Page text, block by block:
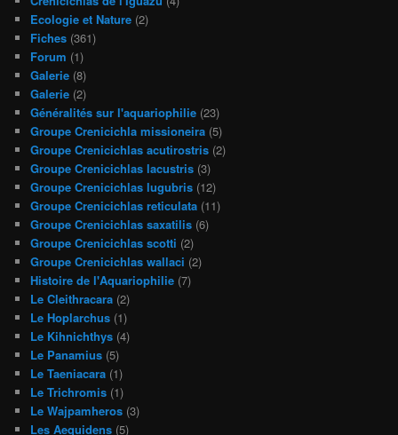
Ecologie et Nature (2)
Fiches (361)
Forum (1)
Galerie (8)
Galerie (2)
Généralités sur l'aquariophilie (23)
Groupe Crenicichla missioneira (5)
Groupe Crenicichlas acutirostris (2)
Groupe Crenicichlas lacustris (3)
Groupe Crenicichlas lugubris (12)
Groupe Crenicichlas reticulata (11)
Groupe Crenicichlas saxatilis (6)
Groupe Crenicichlas scotti (2)
Groupe Crenicichlas wallaci (2)
Histoire de l'Aquariophilie (7)
Le Cleithracara (2)
Le Hoplarchus (1)
Le Kihnichthys (4)
Le Panamius (5)
Le Taeniacara (1)
Le Trichromis (1)
Le Wajpamheros (3)
Les Aequidens (5)